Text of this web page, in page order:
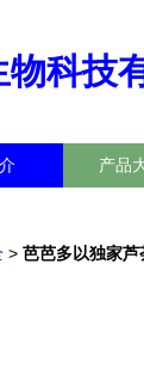
科技
产品
> 芭芭多以独家